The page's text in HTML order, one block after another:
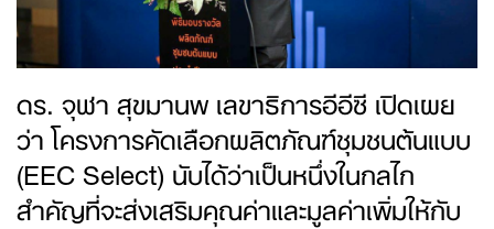
ดร. จุฬา สุขมานพ เลขาธิการอีอีซี เปิดเผย
ว่า โครงการคัดเลือกผลิตภัณฑ์ชุมชนต้นแบบ
(EEC Select) นับได้ว่าเป็นหนึ่งในกลไก
สำคัญที่จะส่งเสริมคุณค่าและมูลค่าเพิ่มให้กับ